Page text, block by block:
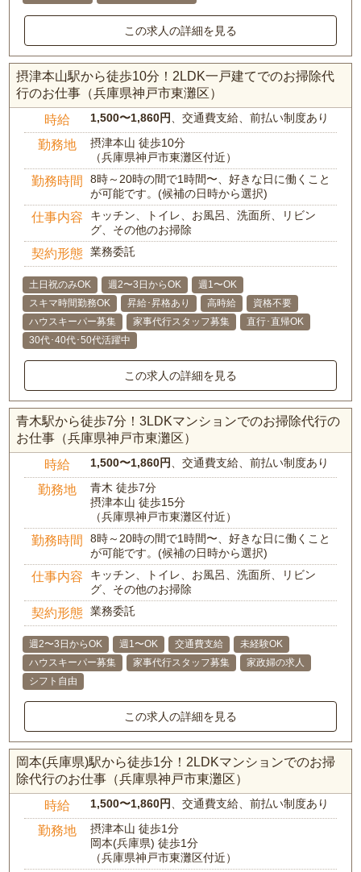
この求人の詳細を見る
摂津本山駅から徒歩10分！2LDK一戸建てでのお掃除代
行のお仕事（兵庫県神戸市東灘区）
時給 1,500〜1,860円、交通費支給、前払い制度あり
勤務地
摂津本山 徒歩10分
（兵庫県神戸市東灘区付近）
勤務時間
8時～20時の間で1時間〜、好きな日に働くこと
が可能です。(候補の日時から選択)
仕事内容
キッチン、トイレ、お風呂、洗面所、リビン
グ、その他のお掃除
契約形態 業務委託
土日祝のみOK 週2〜3日からOK
週1〜OK
スキマ時間勤務OK
昇給･昇格あり 高時給
資格不要
ハウスキーパー募集
家事代行スタッフ募集
直行･直帰OK
30代･40代･50代活躍中
この求人の詳細を見る
青木駅から徒歩7分！3LDKマンションでのお掃除代行の
お仕事（兵庫県神戸市東灘区）
時給 1,500〜1,860円、交通費支給、前払い制度あり
勤務地
青木 徒歩7分
摂津本山 徒歩15分
（兵庫県神戸市東灘区付近）
勤務時間
8時～20時の間で1時間〜、好きな日に働くこと
が可能です。(候補の日時から選択)
仕事内容
キッチン、トイレ、お風呂、洗面所、リビン
グ、その他のお掃除
契約形態 業務委託
週2〜3日からOK 週1〜OK 交通費支給
未経験OK
ハウスキーパー募集
家事代行スタッフ募集
家政婦の求人
シフト自由
この求人の詳細を見る
岡本(兵庫県)駅から徒歩1分！2LDKマンションでのお掃
除代行のお仕事（兵庫県神戸市東灘区）
時給 1,500〜1,860円、交通費支給、前払い制度あり
勤務地
摂津本山 徒歩1分
岡本(兵庫県) 徒歩1分
（兵庫県神戸市東灘区付近）